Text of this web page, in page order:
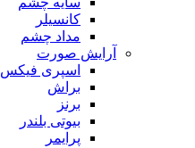
کانسیلر
مداد چشم
آرایش صورت
اسپری فیکس
براش
برنز
بیوتی بلندر
پرایمر